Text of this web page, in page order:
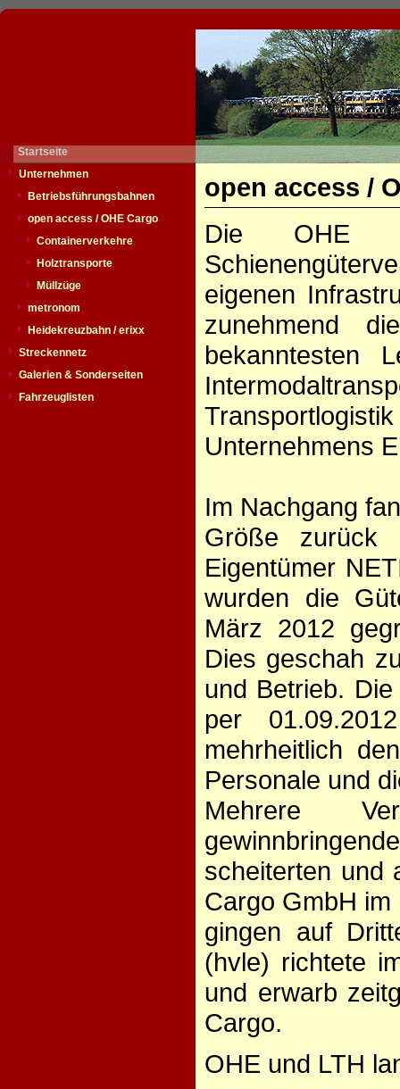
Startseite
Unternehmen
Betriebsführungsbahnen
open access / OHE Cargo
Containerverkehre
Holztransporte
Müllzüge
metronom
Heidekreuzbahn / erixx
Streckennetz
Galerien & Sonderseiten
Fahrzeuglisten
open access /
Die OHE
eigenen
zunehmend
bekanntesten
Unternehmens
Im Nachgang
Größe zurück
Eigentümer
wurden die
März 2012
Dies geschah
und Betrieb.
per
mehrheitlich
Personale und
Mehrere
scheiterten und
Cargo GmbH
gingen auf
(hvle) richtete
und erwarb
Cargo.
OHE und LTH